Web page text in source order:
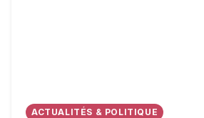
ACTUALITÉS & POLITIQUE